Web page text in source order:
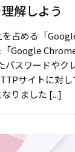
解しよう
占める「
Google
スワードやク
サイトに対し
りました [...]